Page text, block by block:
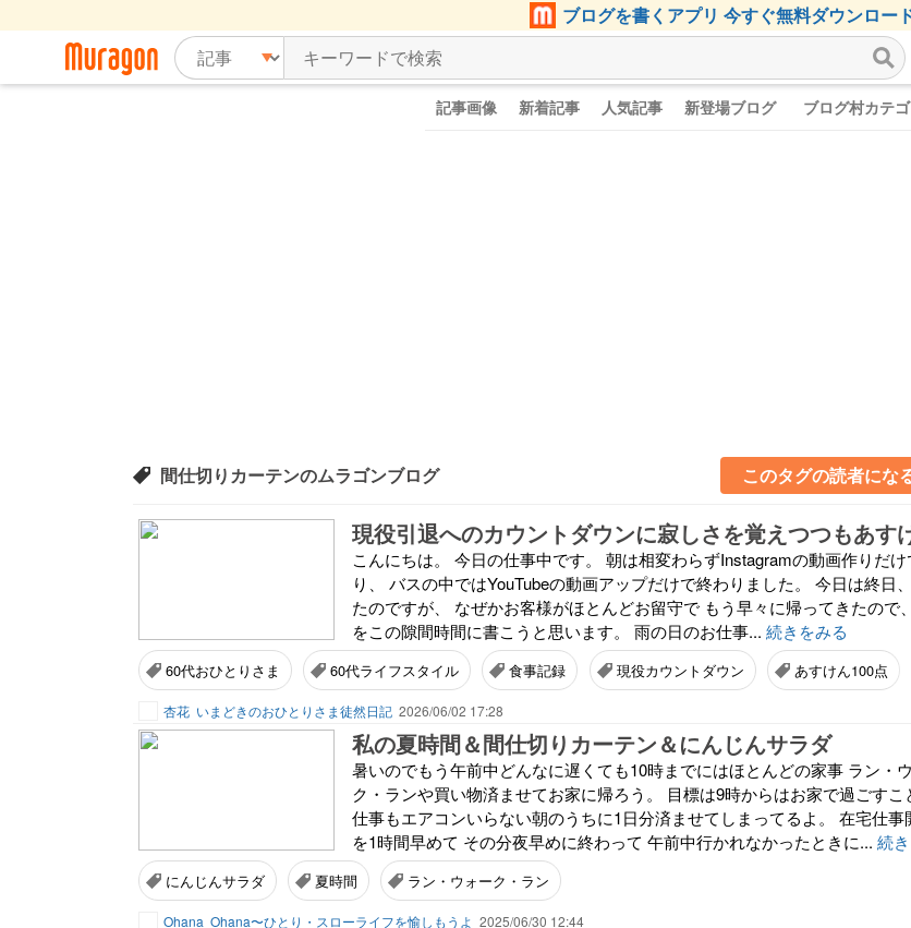
ブログを書くアプリ 今すぐ無料ダウンロー
記事画像 新着記事 人気記事 新登場ブログ ブログ村カテ
間仕切りカーテンのムラゴンブログ このタグの読者にな
こんにちは。 今日の仕事中です。 朝は相変わらずInstagramの動画作りだけ
り、 バスの中ではYouTubeの動画アップだけで終わりました。 今日は終日
たのですが、 なぜかお客様がほとんどお留守で もう早々に帰ってきたので
をこの隙間時間に書こうと思います。 雨の日のお仕事... 続きをみる
60代おひとりさま 60代ライフスタイル 食事記録 現役カウントダウン あすけん100点
杏花 いまどきのおひとりさま徒然日記 2026/06/02 17:28
私の夏時間＆間仕切りカーテン＆にんじんサラダ
暑いのでもう午前中どんなに遅くても10時までにはほとんどの家事 ラン・
ク・ランや買い物済ませてお家に帰ろう。 目標は9時からはお家で過ごすこ
仕事もエアコンいらない朝のうちに1日分済ませてしまってるよ。 在宅仕事
を1時間早めて その分夜早めに終わって 午前中行かれなかったときに... 続
にんじんサラダ 夏時間 ラン・ウォーク・ラン
Ohana Ohana〜ひとり・スローライフを愉しもうよ 2025/06/30 12:44